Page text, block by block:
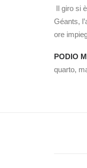
Il giro si
Géants,
ore
PODIO
quarto,